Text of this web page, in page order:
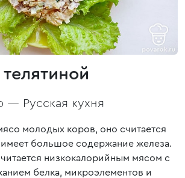
— Русская кухня
молодых коров, оно считается
имеет большое содержание железа.
низкокалорийным мясом с
белка, микроэлементов и